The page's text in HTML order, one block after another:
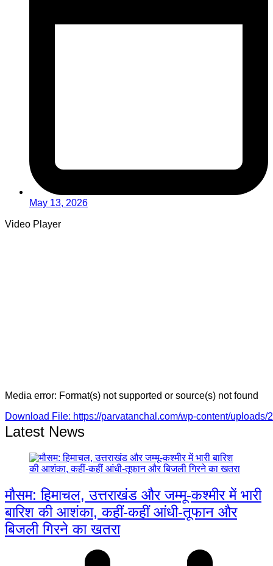
May 13, 2026
Video Player
Media error: Format(s) not supported or source(s) not found
Download File: https://parvatanchal.com/wp-content/
Latest News
मौसम: हिमाचल, उत्तराखंड और जम्मू-कश्मीर में भारी
बारिश की आशंका, कहीं-कहीं आंधी-तूफान और
बिजली गिरने का खतरा